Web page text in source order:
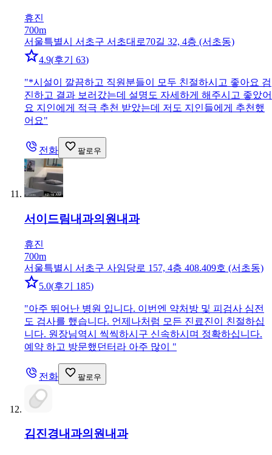
휴진
700m
서울특별시 서초구 서초대로70길 32, 4층 (서초동)
4.9(후기 63)
"*시설이 깔끔하고 직원분들이 모두 친절하시고 좋아요 검
진하고 결과 보러갔는데 설명도 자세하게 해주시고 좋았어
요 지인에게 적극 추천 받았는데 저도 지인들에게 추천했
어요"
전화 팔로우
서이드림내과의원 내과
휴진
700m
서울특별시 서초구 사임당로 157, 4층 408.409호 (서초동)
5.0(후기 185)
"아주 뛰어난 병원 입니다. 이번엔 약처방 및 피검사 심전
도 검사를 했습니다. 언제나처럼 모든 진료진이 친절하십
니다. 원장님역시 씩씩하시구 신속하시며 정확하십니다.
예약 하고 방문했던터라 아주 많이 "
전화 팔로우
김진경내과의원내과